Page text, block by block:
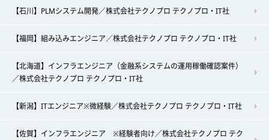
【石川】PLMシステム開発／株式会社テクノプロ テクノプロ・IT社
【福岡】組み込みエンジニア／株式会社テクノプロ テクノプロ・IT社
【北海道】インフラエンジニア（金融系システムの運用稼働確認案件）
／株式会社テクノプロ テクノプロ・IT社
【新潟】ITエンジニア※微経験／株式会社テクノプロ テクノプロ・IT社
【佐賀】インフラエンジニア ※経験者向け／株式会社テクノプロ テク